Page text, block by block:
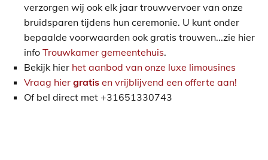
verzorgen wij ook elk jaar trouwvervoer van onze
bruidsparen tijdens hun ceremonie. U kunt onder
bepaalde voorwaarden ook gratis trouwen...zie hier
info Trouwkamer gemeentehuis.
Bekijk hier het aanbod van onze luxe limousines
Vraag hier gratis en vrijblijvend een offerte aan!
Of bel direct met +31651330743